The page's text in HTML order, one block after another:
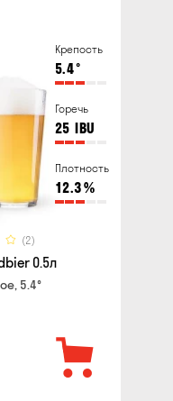
Крепость
5.4°
Горечь
25 IBU
Плотность
12.3%
(2)
0.5л
5.4°